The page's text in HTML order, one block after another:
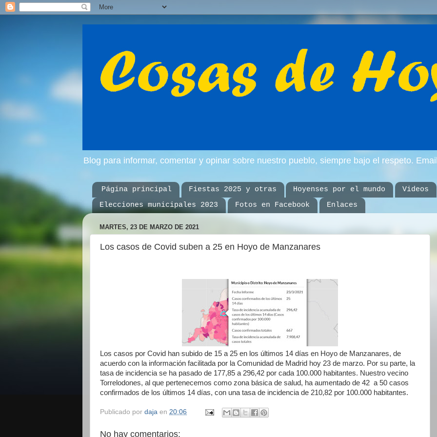
Blog para informar, comentar y opinar sobre nuestro pueblo, siempre bajo el respeto.
Página principal Fiestas 2025 y otras Hoyenses por el mundo
Videos
Elecciones municipales 2023
Fotos en Facebook Enlaces
MARTES, 23 DE MARZO DE 2021
Los casos de Covid suben a 25 en Hoyo de Manzanares
Los casos por Covid han subido de 15 a 25 en los últimos 14 días en Hoyo de Manzanares, de
acuerdo con la información facilitada por la Comunidad de Madrid hoy 23 de marzo. Por su parte, la
tasa de incidencia se ha pasado de 177,85 a 296,42 por cada 100.000 habitantes. Nuestro vecino
Torrelodones, al que pertenecemos como zona básica de salud, ha aumentado de 42 a 50 casos
confirmados de los últimos 14 días, con una tasa de incidencia de 210,82 por 100.000 habitantes.
Publicado por daja en 20:06
No hay comentarios: